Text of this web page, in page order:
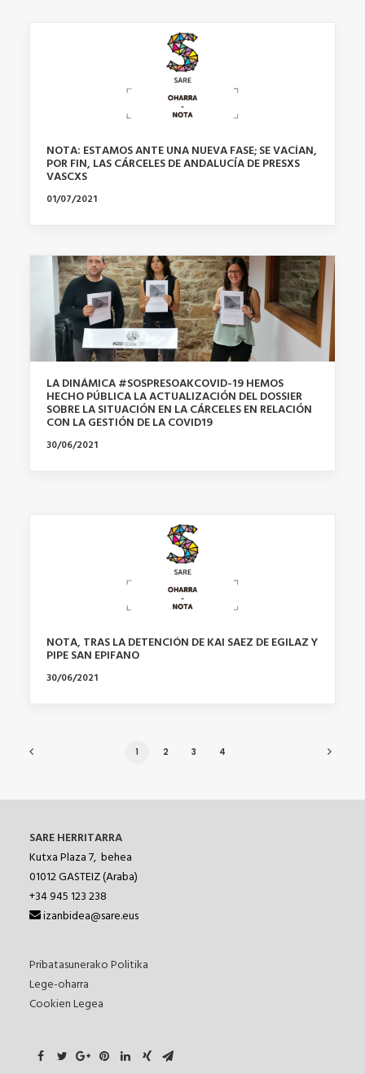
NOTA: ESTAMOS ANTE UNA NUEVA FASE; SE VACÍAN,
POR FIN, LAS CÁRCELES DE ANDALUCÍA DE PRESXS
VASCXS
01/07/2021
LA DINÁMICA #SOSPRESOAKCOVID-19 HEMOS
HECHO PÚBLICA LA ACTUALIZACIÓN DEL DOSSIER
SOBRE LA SITUACIÓN EN LA CÁRCELES EN RELACIÓN
CON LA GESTIÓN DE LA COVID19
30/06/2021
NOTA, TRAS LA DETENCIÓN DE KAI SAEZ DE EGILAZ Y
PIPE SAN EPIFANO
30/06/2021
1 2 3 4
SARE HERRITARRA
Kutxa Plaza 7, behea
01012GASTEIZ (Araba)
+34 945 123 238
izanbidea@sare.eus
Pribatasunerako Politika
Lege-oharra
Cookien Legea